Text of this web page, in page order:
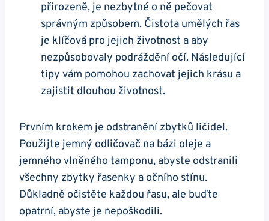
přirozeně, je nezbytné o ně pečovat
správným způsobem. Čistota umělých řas
je klíčová pro jejich životnost a aby
nezpůsobovaly podráždění očí. Následující
tipy vám pomohou zachovat jejich krásu a
zajistit dlouhou životnost.
Prvním krokem je odstranění zbytků ličidel.
Použijte jemný odličovač na bázi oleje a
jemného vlněného tamponu, abyste odstranili
všechny zbytky řasenky a očního stínu.
Důkladně očistěte každou řasu, ale buďte
opatrní, abyste je nepoškodili.